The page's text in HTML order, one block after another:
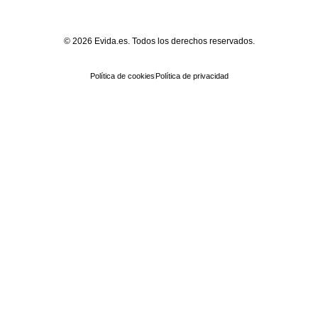
© 2026 Evida.es. Todos los derechos reservados.
Política de cookiesPolítica de privacidad